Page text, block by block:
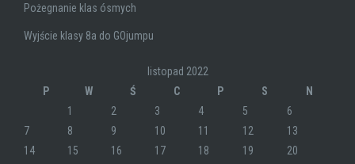
Pożegnanie klas ósmych
Wyjście klasy 8a do GOjumpu
listopad 2022
P
W Ś C P S
N
1
2 3 4 5
6
7
8 9 10 11 12
13
14
15 16 17 18 19
20